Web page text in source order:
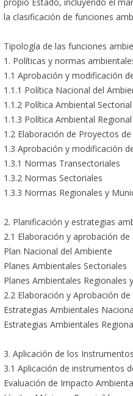
la clasificación de funciones
Tipología de las funciones
1. Políticas y normas
1.1 Aprobación y modificación
1.1.1 Política Nacional del
1.1.2 Política Ambiental Sectorial
1.1.3 Política Ambiental
1.2 Elaboración de Proyectos
1.3 Aprobación y modificación
1.3.1 Normas Transectoriales
1.3.2 Normas Sectoriales
1.3.3 Normas Regionales y
2. Planificación y estrategias
2.1 Elaboración y aprobación
Plan Nacional del Ambiente
Planes Ambientales Sectoriales
Planes Ambientales Regionales
2.2 Elaboración y Aprobación
Estrategias Ambientales
Estrategias Ambientales
3. Aplicación de los
3.1 Aplicación de instrumentos
Evaluación de Impacto